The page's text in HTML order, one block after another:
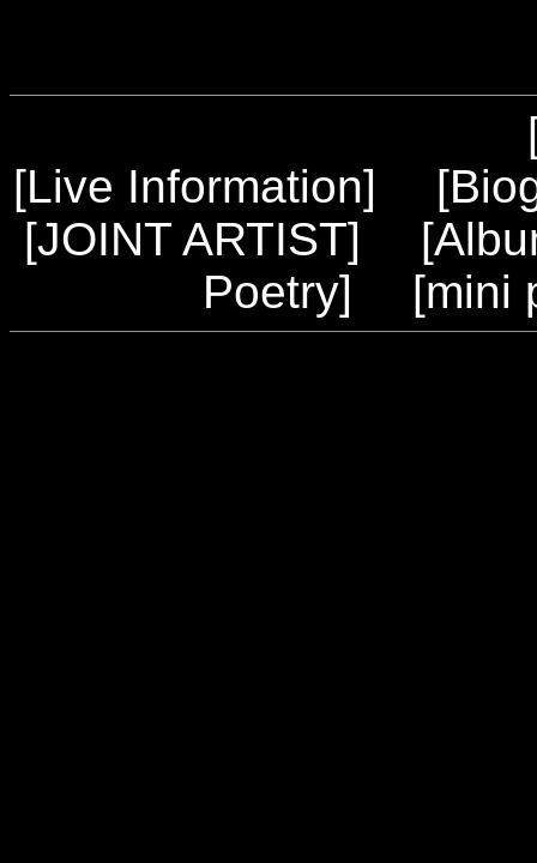
[Live Information] [
[JOINT ARTIST] [
Poetry] [mini